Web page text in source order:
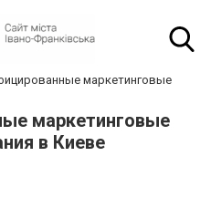
маркетинговые
маркетинговые
в Киеве